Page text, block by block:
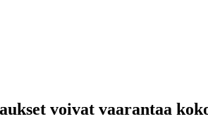
voivat vaarantaa